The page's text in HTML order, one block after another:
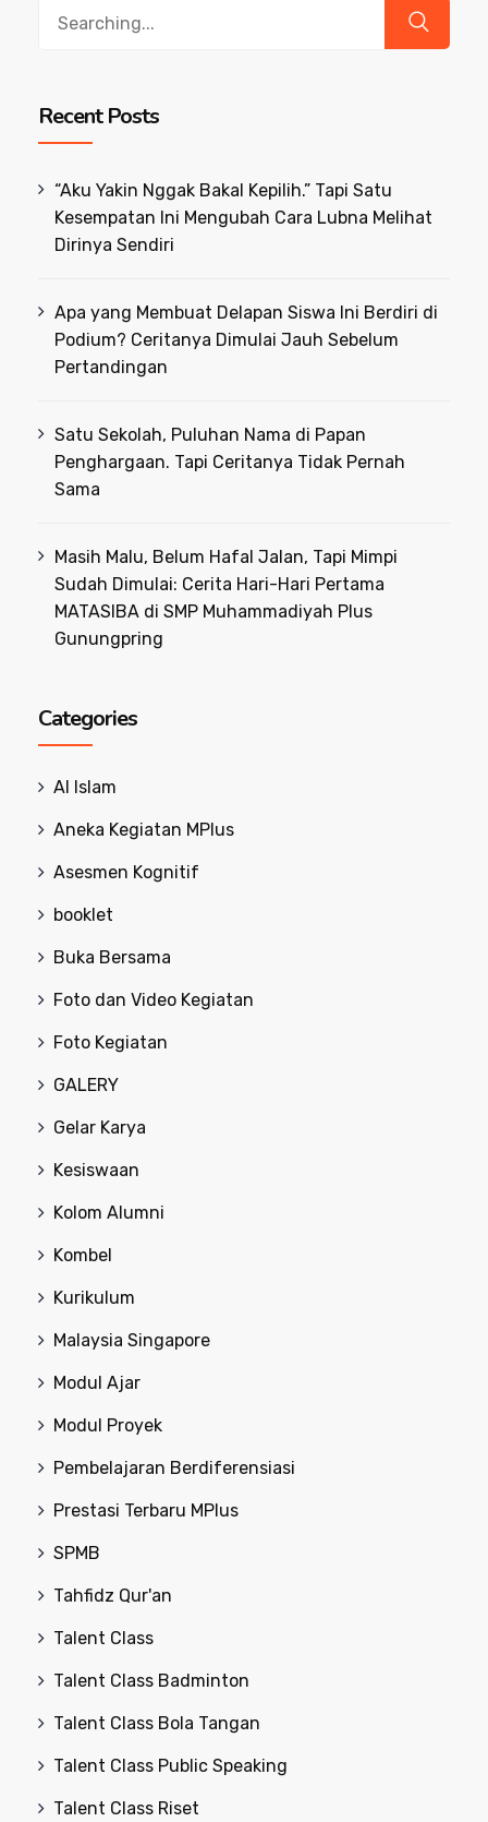
Recent Posts
“Aku Yakin Nggak Bakal Kepilih.” Tapi Satu
Kesempatan Ini Mengubah Cara Lubna Melihat
Dirinya Sendiri
Apa yang Membuat Delapan Siswa Ini Berdiri di
Podium? Ceritanya Dimulai Jauh Sebelum
Pertandingan
Satu Sekolah, Puluhan Nama di Papan
Penghargaan. Tapi Ceritanya Tidak Pernah
Sama
Masih Malu, Belum Hafal Jalan, Tapi Mimpi
Sudah Dimulai: Cerita Hari-Hari Pertama
MATASIBA di SMP Muhammadiyah Plus
Gunungpring
Categories
Al Islam
Aneka Kegiatan MPlus
Asesmen Kognitif
booklet
Buka Bersama
Foto dan Video Kegiatan
Foto Kegiatan
GALERY
Gelar Karya
Kesiswaan
Kolom Alumni
Kombel
Kurikulum
Malaysia Singapore
Modul Ajar
Modul Proyek
Pembelajaran Berdiferensiasi
Prestasi Terbaru MPlus
SPMB
Tahfidz Qur'an
Talent Class
Talent Class Badminton
Talent Class Bola Tangan
Talent Class Public Speaking
Talent Class Riset